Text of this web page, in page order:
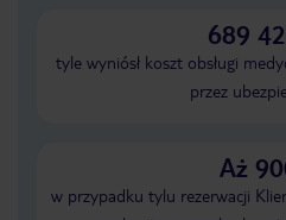
689
tyle wyniósł koszt obsługi
przez
Aż
w przypadku tylu rezerwacji